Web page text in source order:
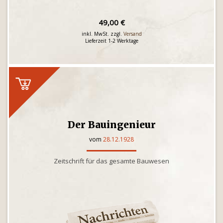
49,00 €
inkl. MwSt. zzgl. Versand
Lieferzeit 1-2 Werktage
Der Bauingenieur
vom 28.12.1928
Zeitschrift für das gesamte Bauwesen